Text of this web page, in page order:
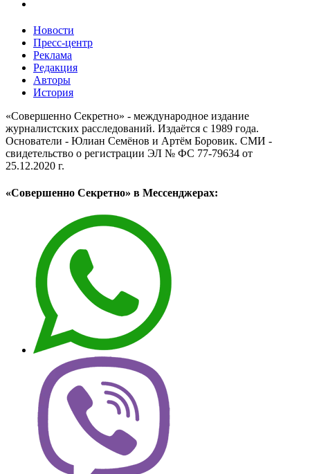
Новости
Пресс-центр
Реклама
Редакция
Авторы
История
«Совершенно Секретно» - международное издание
журналистских расследований. Издаётся с 1989 года.
Основатели - Юлиан Семёнов и Артём Боровик. CМИ -
свидетельство о регистрации ЭЛ № ФС 77-79634 от
25.12.2020 г.
«Совершенно Секретно» в Мессенджерах: